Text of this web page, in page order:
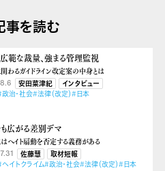
事を読む
範な裁量、強まる管理監視
るガイドライン改定案の中身とは
安田菜津紀
インタビュー
治・社会#法律（改定）#日本
広がる差別デマ
ヘイト扇動を否定する義務がある
佐藤慧
取材短報
イトクライム#政治・社会#法律（改定）#日本